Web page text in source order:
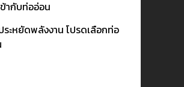
ากับท่ออ่อน
ะหยัดพลังงาน โปรดเลือกท่อ